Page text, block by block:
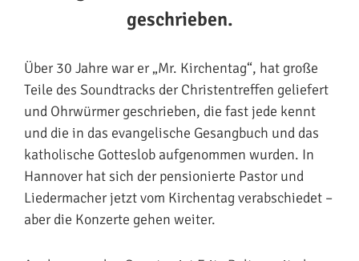
geschrieben.
Über 30 Jahre war er „Mr. Kirchentag“, hat große
Teile des Soundtracks der Christentreffen geliefert
und Ohrwürmer geschrieben, die fast jede kennt
und die in das evangelische Gesangbuch und das
katholische Gotteslob aufgenommen wurden. In
Hannover hat sich der pensionierte Pastor und
Liedermacher jetzt vom Kirchentag verabschiedet –
aber die Konzerte gehen weiter.